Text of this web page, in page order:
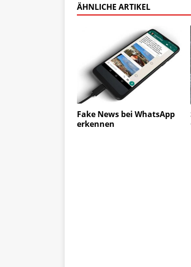
ÄHNLICHE ARTIKEL
Fake News bei WhatsApp
erkennen